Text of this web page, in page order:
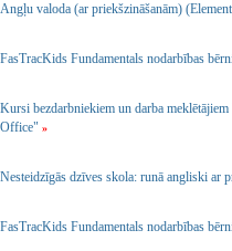
Angļu valoda (ar priekšzināšanām)
FasTracKids Fundamentals nodarbības
Kursi bezdarbniekiem un darba
Office" »
Nesteidzīgās dzīves skola: runā angliski ar
FasTracKids Fundamentals nodarbības